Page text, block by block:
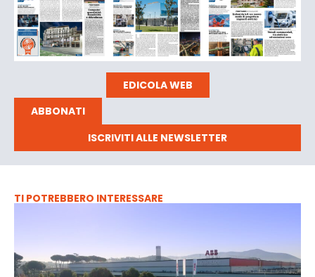
EDICOLA WEB
ABBONATI
ISCRIVITI ALLE NEWSLETTER
TI POTREBBERO INTERESSARE